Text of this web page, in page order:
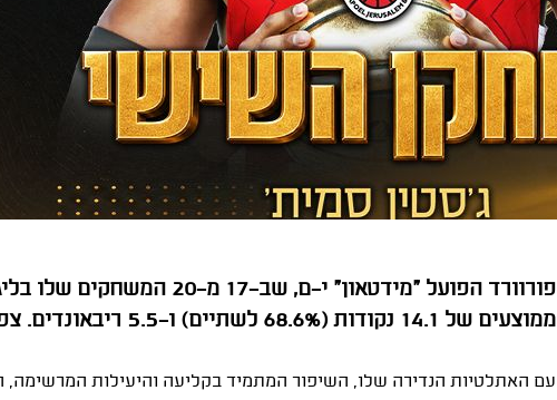
פורוורד הפועל "מידטאון" י־ם,
ממוצעים של 14.1 נקודות (68.6% לשתיים) ו־5.5 ריבאונדים. צפו בביצועיו
עם האתלטיות הנדירה שלו, השיפור המתמיד בקליעה והיעילות המרשימה,